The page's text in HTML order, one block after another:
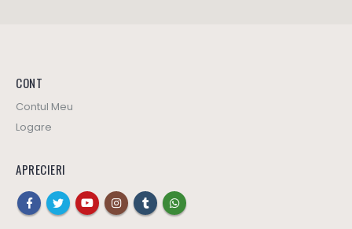
CONT
Contul Meu
Logare
APRECIERI